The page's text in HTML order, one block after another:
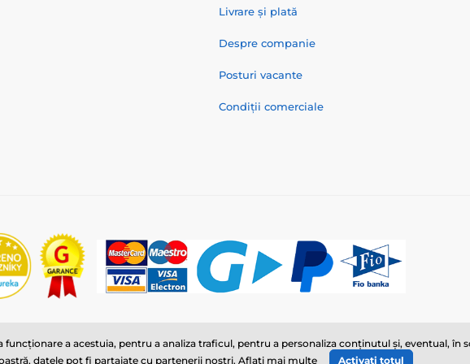
Livrare și plată
Despre companie
Posturi vacante
Condiții comerciale
a acestuia, pentru a analiza traficul, pentru a personaliza conținutul și, eventual,
datele pot fi partajate cu partenerii noștri. Aflați mai multe Activați totul